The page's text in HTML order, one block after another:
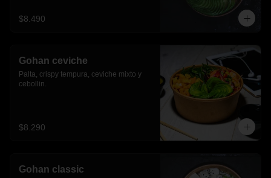
$8.490
Gohan ceviche
Palta, crispy tempura, ceviche mixto y
cebollin.
$8.290
Gohan classic